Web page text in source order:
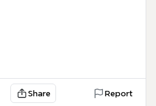
Share Report